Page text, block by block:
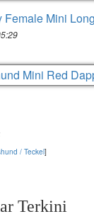
Female Mini
/ Teckel]
Terkini